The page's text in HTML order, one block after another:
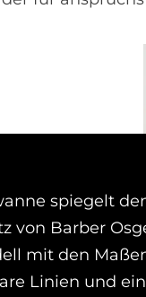
spiegelt
von Barber
mit den
Linien und